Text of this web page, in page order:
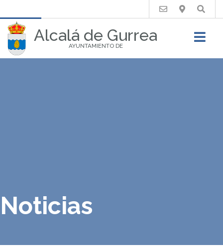
Alcalá de Gurrea
AYUNTAMIENTO DE
Buscar
Noticias